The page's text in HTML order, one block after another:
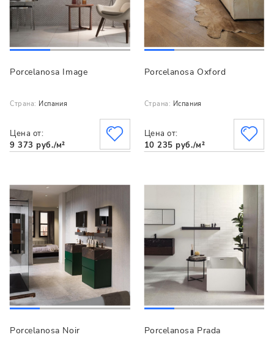
Porcelanosa Image
Страна: Испания
Цена от:
9 373 руб./м²
Porcelanosa Oxford
Страна: Испания
Цена от:
10 235 руб./м²
Porcelanosa Noir Porcelanosa Prada